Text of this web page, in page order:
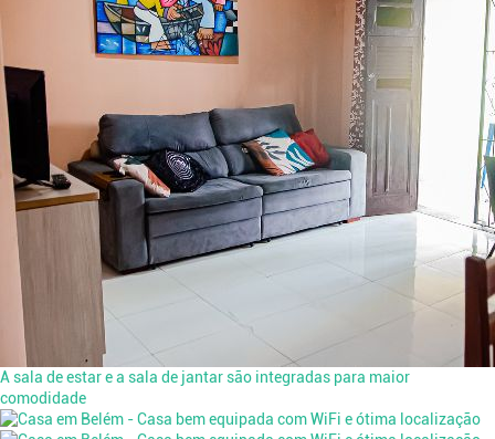
A sala de estar e a sala de jantar são integradas para maior
comodidade